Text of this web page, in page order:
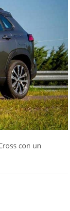
con un